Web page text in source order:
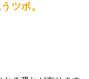
ツボ。